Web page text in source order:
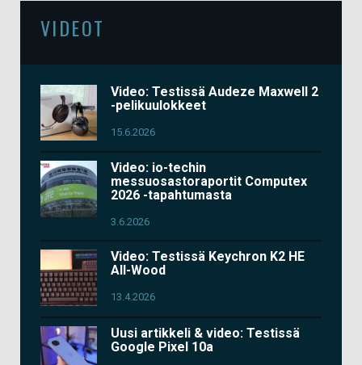
VIDEOT
Video: Testissä Audeze Maxwell 2
-pelikuulokkeet
15.6.2026
Video: io-techin
messuosastoraportit Computex
2026 -tapahtumasta
3.6.2026
Video: Testissä Keychron K2 HE
All-Wood
13.4.2026
Uusi artikkeli & video: Testissä
Google Pixel 10a